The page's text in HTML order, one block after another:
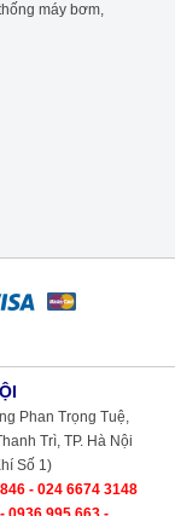
máy bơm,
Phan Trọng Tuệ,
Trì, TP. Hà Nội
Số 1)
- 024 6674 3148